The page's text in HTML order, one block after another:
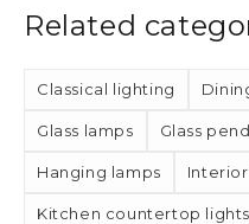
Related
Classical lighting
Glass lamps Glass
Hanging lamps
Kitchen countertop lights